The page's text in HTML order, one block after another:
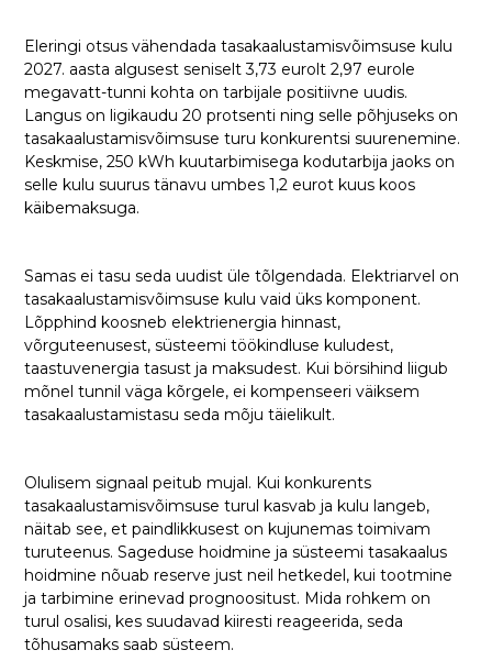
Eleringi otsus vähendada tasakaalustamisvõimsuse kulu
2027. aasta algusest seniselt 3,73 eurolt 2,97 eurole
megavatt-tunni kohta on tarbijale positiivne uudis.
Langus on ligikaudu 20 protsenti ning selle põhjuseks on
tasakaalustamisvõimsuse turu konkurentsi suurenemine.
Keskmise, 250 kWh kuutarbimisega kodutarbija jaoks on
selle kulu suurus tänavu umbes 1,2 eurot kuus koos
käibemaksuga.
Samas ei tasu seda uudist üle tõlgendada. Elektriarvel on
tasakaalustamisvõimsuse kulu vaid üks komponent.
Lõpphind koosneb elektrienergia hinnast,
võrguteenusest, süsteemi töökindluse kuludest,
taastuvenergia tasust ja maksudest. Kui börsihind liigub
mõnel tunnil väga kõrgele, ei kompenseeri väiksem
tasakaalustamistasu seda mõju täielikult.
Olulisem signaal peitub mujal. Kui konkurents
tasakaalustamisvõimsuse turul kasvab ja kulu langeb,
näitab see, et paindlikkusest on kujunemas toimivam
turuteenus. Sageduse hoidmine ja süsteemi tasakaalus
hoidmine nõuab reserve just neil hetkedel, kui tootmine
ja tarbimine erinevad prognoositust. Mida rohkem on
turul osalisi, kes suudavad kiiresti reageerida, seda
tõhusamaks saab süsteem.